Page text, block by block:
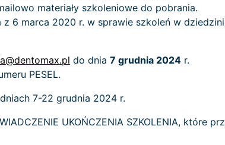
materiały szkoleniowe do pobrania.
6 marca 2020 r. w sprawie szkoleń w
do dnia 7 grudnia 2024 r.
PESEL.
7-22 grudnia 2024 r.
UKOŃCZENIA SZKOLENIA, które